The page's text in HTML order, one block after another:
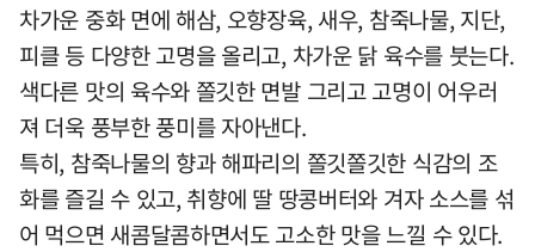
차가운 중화 면에 해삼, 오향장육, 새우, 참죽나물, 지단,
피클 등 다양한 고명을 올리고, 차가운 닭 육수를 붓는다.
색다른 맛의 육수와 쫄깃한 면발 그리고 고명이 어우러
져 더욱 풍부한 풍미를 자아낸다.
특히, 참죽나물의 향과 해파리의 쫄깃쫄깃한 식감의 조
화를 즐길 수 있고, 취향에 딸 땅콩버터와 겨자 소스를 섞
어 먹으면 새콤달콤하면서도 고소한 맛을 느낄 수 있다.